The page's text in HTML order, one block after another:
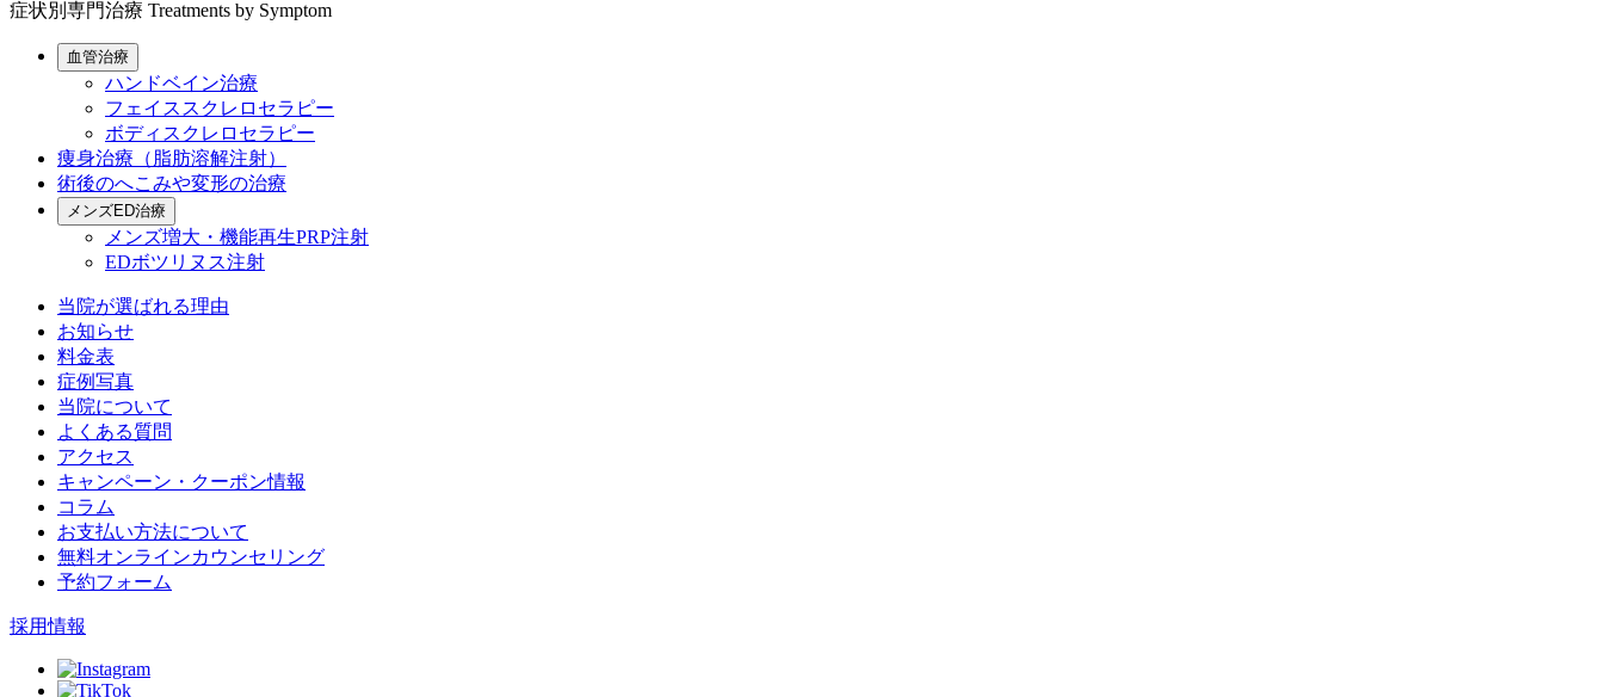
症状別専門治療 Treatments by Symptom
血管治療
ハンドベイン治療
フェイススクレロセラピー
ボディスクレロセラピー
痩身治療（脂肪溶解注射）
術後のへこみや変形の治療
メンズED治療
メンズ増大・機能再生PRP注射
EDボツリヌス注射
当院が選ばれる理由
お知らせ
料金表
症例写真
当院について
よくある質問
アクセス
キャンペーン・クーポン情報
コラム
お支払い方法について
無料オンラインカウンセリング
予約フォーム
採用情報